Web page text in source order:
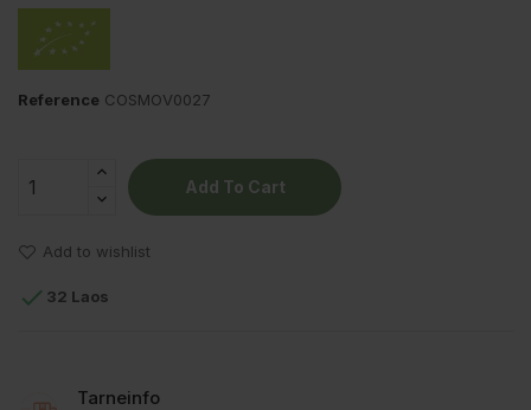
Reference COSMOV0027
Add To Cart
Add to wishlist
 32 Laos
Tarneinfo